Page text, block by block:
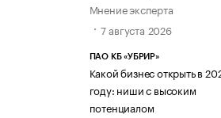
Мнение эксперта
7 августа 2026
ПАО КБ «УБРИР»
Какой бизнес открыть в
году: ниши с высоким
потенциалом